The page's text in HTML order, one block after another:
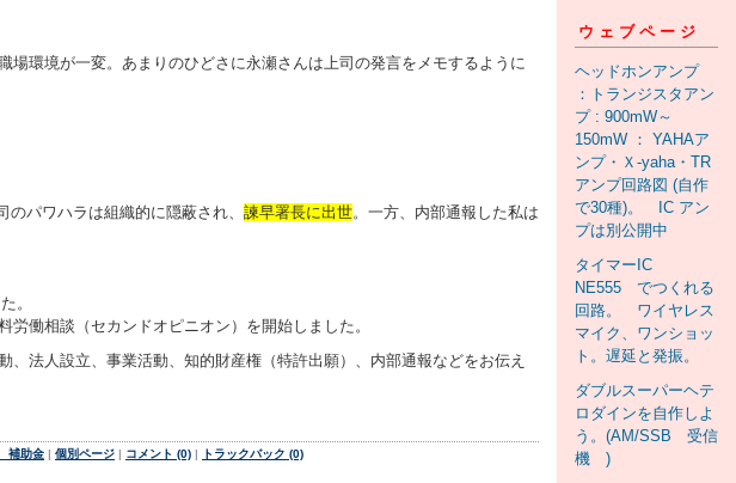
環境が一変。あまりのひどさに永瀬さんは上司の発言をメモするように
パワハラは組織的に隠蔽され、 諫早署長に出世。一方、内部通報した私は
。
働相談（セカンドオピニオン）を開始しました。
法人設立、事業活動、知的財産権（特許出願）、内部通報などをお伝え
補助金 | 個別ページ | コメント (0) | トラックバック (0)
ウェブページ
ヘッドホンアンプ
：トランジスタアン
プ : 900mW～
150mW ： YAHAア
ンプ・Ｘ-yaha・TR
アンプ回路図 (自作
で30種)。 IC アン
プは別公開中
タイマーIC
NE555 でつくれる
回路。 ワイヤレス
マイク、ワンショッ
ト。遅延と発振。
ダブルスーパーヘテ
ロダインを自作しよ
う。(AM/SSB 受信
機 )